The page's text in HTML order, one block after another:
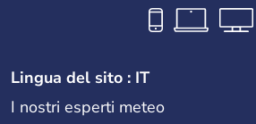
Lingua del sito : IT
I nostri esperti meteo